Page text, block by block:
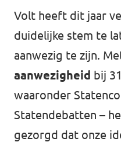
Volt heeft dit jaar
duidelijke stem te
aanwezig te zijn.
aanwezigheid bij
waaronder
Statendebatten –
gezorgd dat onze